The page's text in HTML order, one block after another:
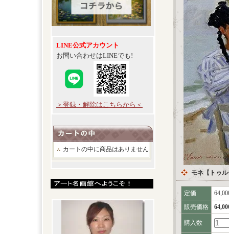
LINE公式アカウント
お問い合わせはLINEでも!
＞登録・解除はこちらから＜
カートの中に商品はありません
モネ【トゥ
定価
販売価格
購入数